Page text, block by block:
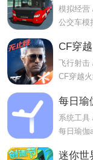
模拟经营
CF穿
飞行射击
每日瑜
系统工具
迷你世